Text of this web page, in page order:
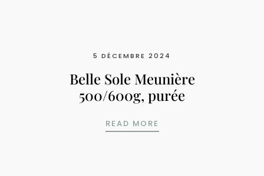
5 DÉCEMBRE 2024
Belle Sole Meunière
500/600g, purée
READ MORE